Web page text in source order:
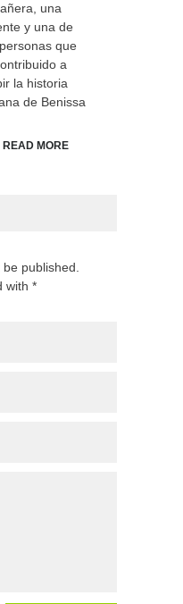
una
y una de
que
a
la historia
de Benissa
READ MORE
published.
with *